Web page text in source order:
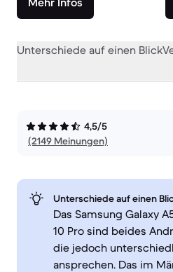
Unterschiede auf einen Blick
4,5/5
(2149 Meinungen)
Unterschiede auf einen
Das Samsung Galaxy
10 Pro sind beides
die jedoch
ansprechen. Das im